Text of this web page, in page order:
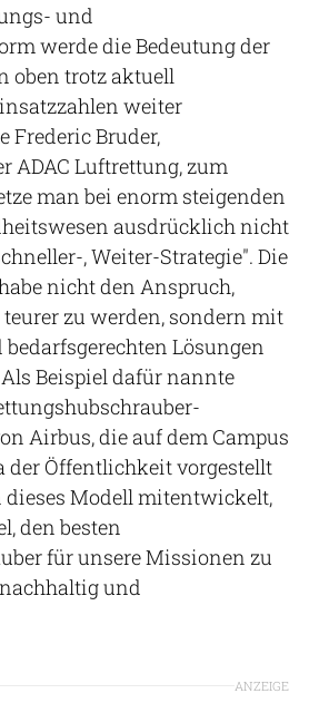
und
werde die Bedeutung der
oben trotz aktuell
weiter
Frederic Bruder,
ADAC Luftrettung, zum
man bei enorm steigenden
ausdrücklich nicht
, Weiter-Strategie". Die
nicht den Anspruch,
zu werden, sondern mit
Lösungen
Beispiel dafür nannte
Airbus, die auf dem Campus
der Öffentlichkeit vorgestellt
dieses Modell mitentwickelt,
den besten
für unsere Missionen zu
und
ANZEIGE